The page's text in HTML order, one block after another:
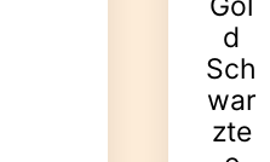
d
Sch
war
zte